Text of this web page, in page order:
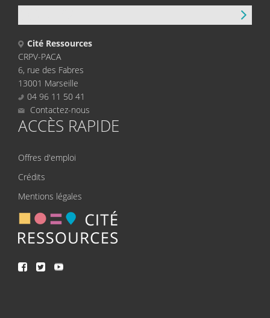
Cité Ressources
CRPV-PACA
6, rue des Fabres
13001 Marseille
04 96 11 50 41
Contactez-nous
ACCÈS RAPIDE
Offres d'emploi
Crédits
Mentions légales